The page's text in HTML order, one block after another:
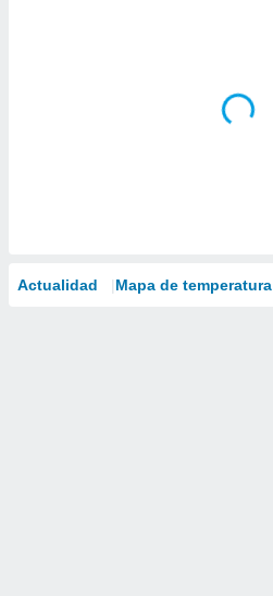
Actualidad Mapa de temperatura